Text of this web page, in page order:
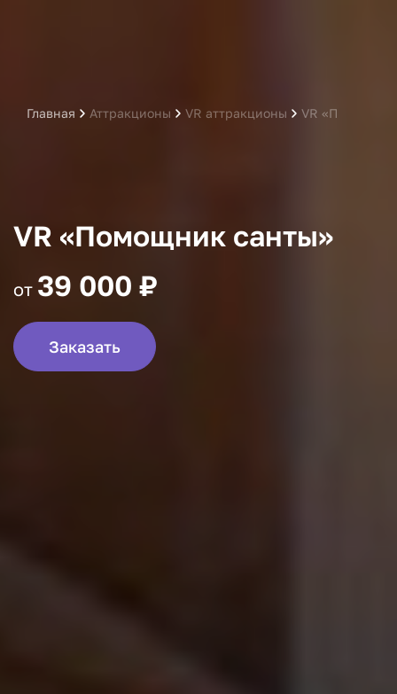
Главная Аттракционы VR аттракционы VR «Помощник
VR «Помощник санты»
от 39 000 ₽
Заказать